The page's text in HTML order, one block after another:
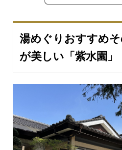
湯めぐりおすすめ
が美しい「紫水園」